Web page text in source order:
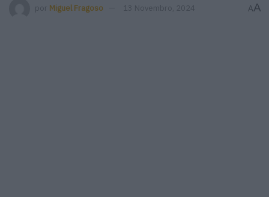
por Miguel Fragoso 13 Novembro, 2024 AA